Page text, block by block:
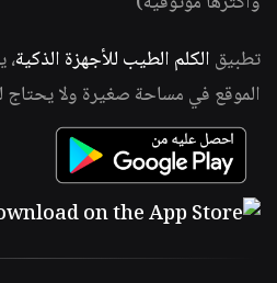
تطبيق الكلم الطيب للأجهزة الذكية،
الموقع في مساحة صغيرة ولا يحتاج